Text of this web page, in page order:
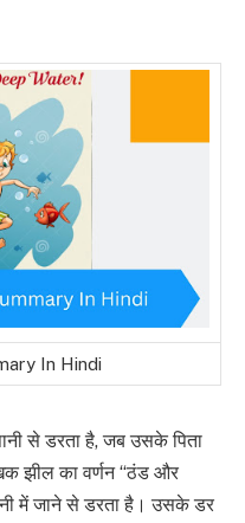
In Hindi
से डरता है, जब उसके पिता
झील का वर्णन “ठंड और
में जाने से डरता है। उसके डर